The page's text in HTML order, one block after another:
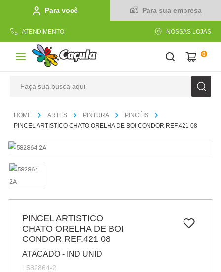
Para você Para sua empresa
ATENDIMENTO NOSSAS LOJAS
0
ARTES PINTURA
PINCÉIS
PINCEL ARTISTICO CHATO ORELHA DE BOI CONDOR REF.421 08
PINCEL ARTISTICO
CHATO ORELHA DE BOI
CONDOR REF.421 08
ATACADO - IND UNID
: 582864-2
1º caderno
2
pincel